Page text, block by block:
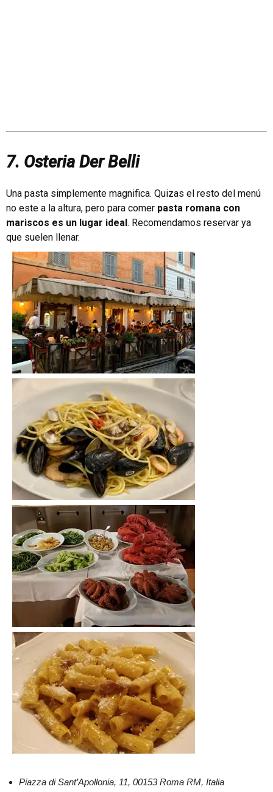
7. Osteria Der Belli
Una pasta simplemente magnifica. Quizas el resto del menú
no este a la altura, pero para comer pasta romana con
mariscos es un lugar ideal. Recomendamos reservar ya
que suelen llenar.
Piazza di Sant’Apollonia, 11, 00153 Roma RM, Italia